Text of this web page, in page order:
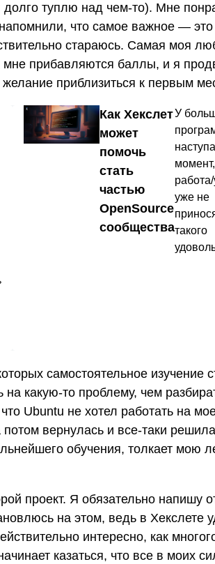
туплю над чем-то). Мне
что самое важное — это
стараюсь. Самая моя
прибавляются баллы, и я
приблизиться к первым
Как Хекслет
может
помочь
стать
частью
OpenSource
сообщества
У
уже не
такого
самостоятельное изучение
какую-то проблему, чем
Ubuntu не хотел работать на
вернулась и все-таки
обучения, толкает мою
проект. Я обязательно напишу
на этом, ведь в Хекслете
интересно, как
казаться, что все в моих